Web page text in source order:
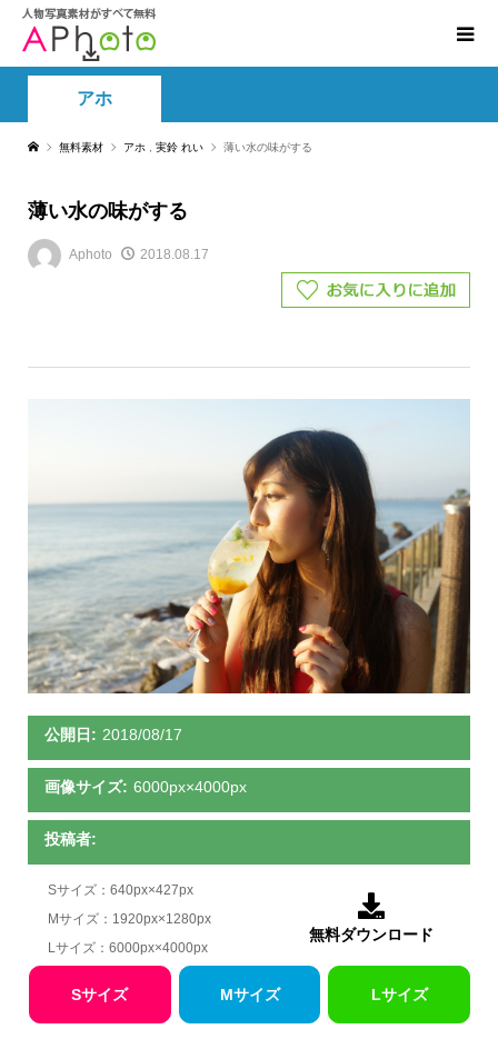
アホ
無料素材 アホ 実鈴 れい 薄い水の味がする
薄い水の味がする
Aphoto 2018.08.17
公開日: 2018/08/17
画像サイズ: 6000px×4000px
投稿者:
Sサイズ：640px×427px
Mサイズ：1920px×1280px
Lサイズ：6000px×4000px

無料ダウンロード
Sサイズ Mサイズ Lサイズ